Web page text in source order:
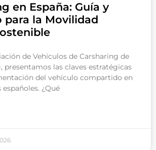
en España: Guía y
para la Movilidad
de Vehículos de Carsharing de
presentamos las claves estratégicas
del vehículo compartido en
¿Qué